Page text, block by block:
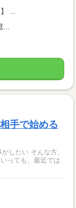
...
手で始める
んな方、